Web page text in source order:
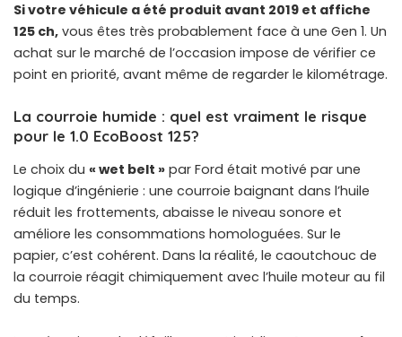
Si votre véhicule a été produit avant 2019 et affiche
125 ch, vous êtes très probablement face à une Gen 1. Un
achat sur le marché de l’occasion impose de vérifier ce
point en priorité, avant même de regarder le kilométrage.
La courroie humide : quel est vraiment le risque
pour le 1.0 EcoBoost 125?
Le choix du « wet belt » par Ford était motivé par une
logique d’ingénierie : une courroie baignant dans l’huile
réduit les frottements, abaisse le niveau sonore et
améliore les consommations homologuées. Sur le
papier, c’est cohérent. Dans la réalité, le caoutchouc de
la courroie réagit chimiquement avec l’huile moteur au fil
du temps.